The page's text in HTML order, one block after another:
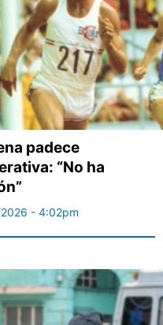
padece
“No ha
- 4:02pm